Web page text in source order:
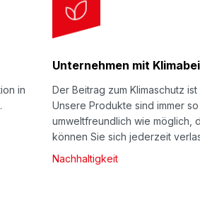
in
Unternehmen mit
Der Beitrag zum Klimaschutz
Unsere Produkte sind immer so
umweltfreundlich wie möglich,
können Sie sich jederzeit
Nachhaltigkeit